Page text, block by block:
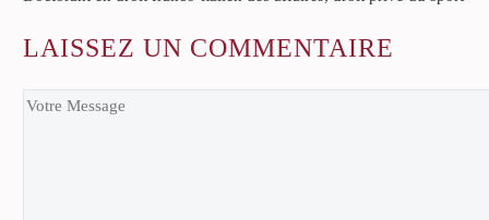
LAISSEZ UN COMMENTAIRE